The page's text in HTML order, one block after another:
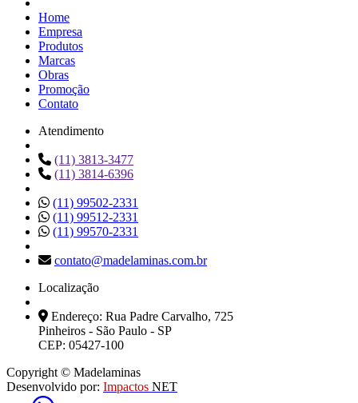
Home
Empresa
Produtos
Marcas
Obras
Promoção
Contato
Atendimento
(11) 3813-3477
(11) 3814-6396
(11) 99502-2331
(11) 99512-2331
(11) 99570-2331
contato@madelaminas.com.br
Localização
Endereço: Rua Padre Carvalho, 725
Pinheiros - São Paulo - SP
CEP: 05427-100
Copyright © Madelaminas
Desenvolvido por: Impactos NET